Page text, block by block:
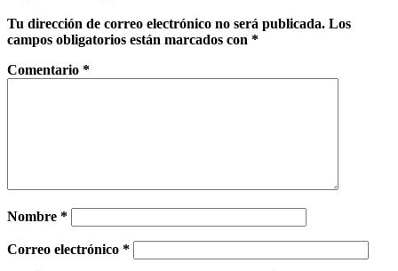
Tu dirección de correo electrónico no será publicada. Los
campos obligatorios están marcados con *
Comentario *
Nombre *
Correo electrónico *